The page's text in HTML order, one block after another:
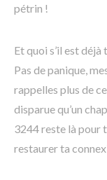
pétrin !
Et quoi s’il est
Pas de panique,
rappelles plus de
disparue qu’un
3244 reste là pour
restaurer ta